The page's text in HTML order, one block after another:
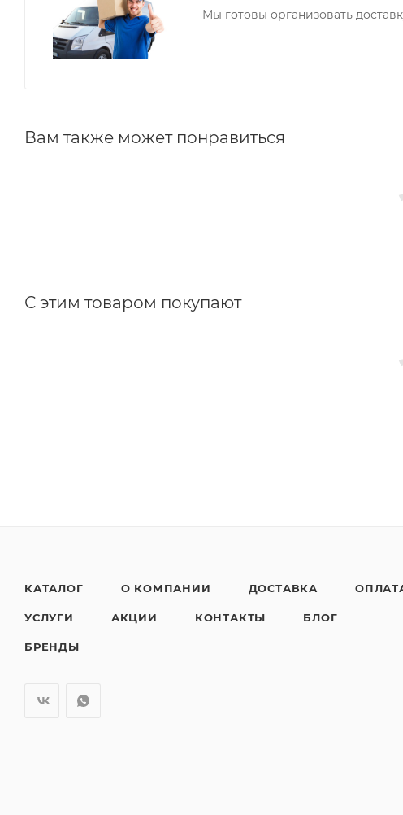
Мы готовы организовать
Вам также может понравиться
С этим товаром покупают
КАТАЛОГ О КОМПАНИИ ДОСТАВКА
УСЛУГИ АКЦИИ КОНТАКТЫ БЛОГ
БРЕНДЫ